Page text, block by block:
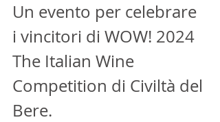
Un evento per celebrare
i vincitori di WOW! 2024
The Italian Wine
Competition di Civiltà del
Bere.